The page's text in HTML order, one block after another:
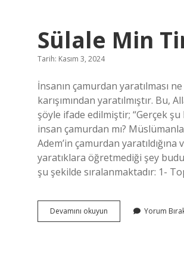
Sülale Min
Tarih: Kasım 3, 2024
İnsanın çamurdan yaratılması
karışımından yaratılmıştır.
şöyle ifade edilmiştir; “Gerçek
insan çamurdan mı?
Adem’in çamurdan
yaratıklara öğretmediği şey
şu şekilde sıralanmaktadır: 1-
Devamını okuyun
Min
Yorum